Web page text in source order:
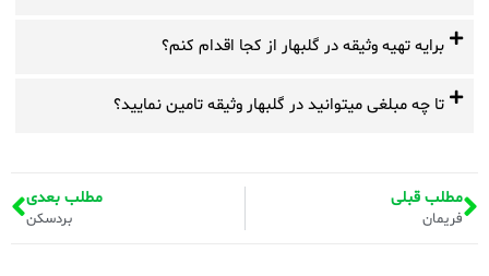
برایه تهیه وثیقه در گلبهار از کجا اقدام کنم؟
تا چه مبلغی میتوانید در گلبهار وثیقه تامین نمایید؟
مطلب قبلی
فریمان
مطلب بعدی
بردسکن